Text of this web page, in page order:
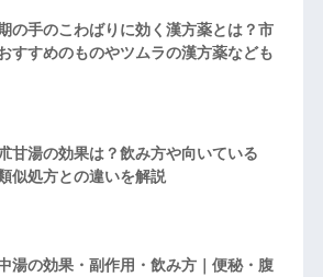
の手のこわばりに効く漢方薬とは？市
すすめのものやツムラの漢方薬なども
甘湯の効果は？飲み方や向いている
似処方との違いを解説
湯の効果・副作用・飲み方｜便秘・腹